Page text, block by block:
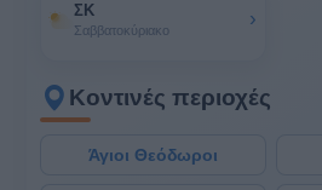
ΣΚ
Σαββατοκύριακο ›
Κοντινές περιοχές
Άγιοι Θεόδωροι